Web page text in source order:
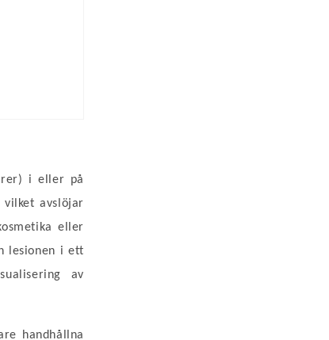
i eller på
vilket avslöjar
eller
lesionen i ett
av
handhållna